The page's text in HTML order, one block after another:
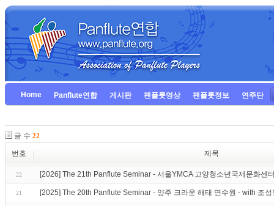
Home Panflute연합 게시판 팬플룻영상 팬플룻정보 연주단
글 수 22
번호 제목
22 [2026] The 21th Panflute Seminar - 서울YMCA 고양청소년국제문화센
21 [2025] The 20th Panflute Seminar - 양주 크라운 해태 연수원 - with 조성